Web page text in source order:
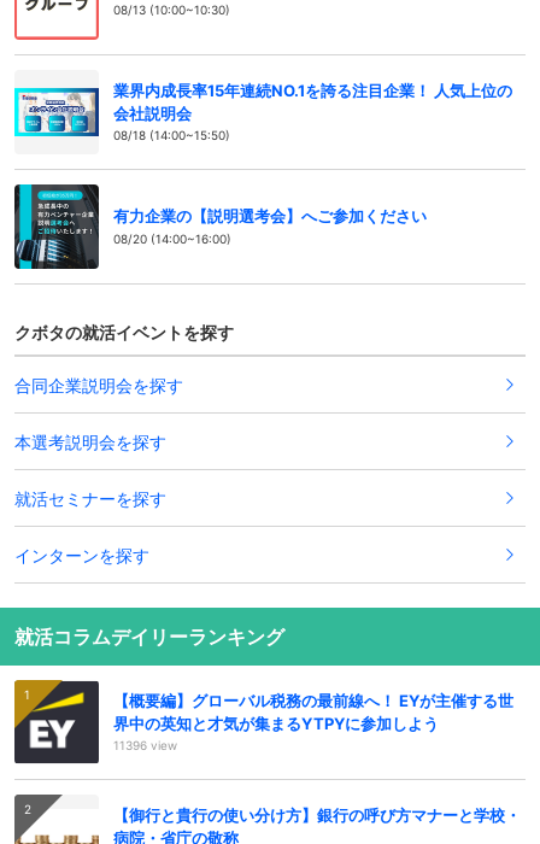
08/13 (10:00~10:30)
業界内成長率15年連続NO.1を誇る注目企業！ 人気上位の
会社説明会
08/18 (14:00~15:50)
有力企業の【説明選考会】へご参加ください
08/20 (14:00~16:00)
クボタの就活イベントを探す
合同企業説明会を探す
本選考説明会を探す
就活セミナーを探す
インターンを探す
就活コラムデイリーランキング
【概要編】グローバル税務の最前線へ！ EYが主催する世
界中の英知と才気が集まるYTPYに参加しよう
11396 view
【御行と貴行の使い分け方】銀行の呼び方マナーと学校・
病院・省庁の敬称